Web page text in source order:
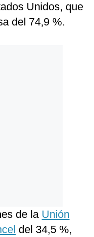
Unidos, que
del 74,9 %.
de la Unión
del 34,5 %,